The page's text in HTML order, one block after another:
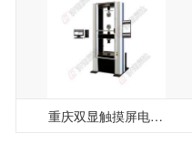
重庆双显触摸屏电子万能试验机WDW-100E